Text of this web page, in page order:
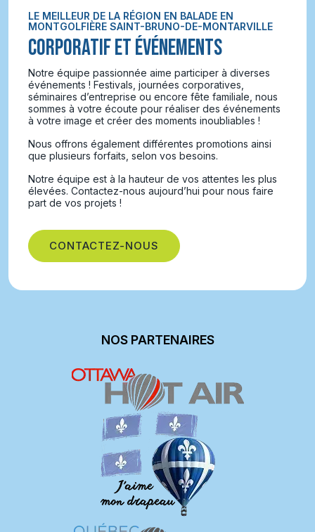
LE MEILLEUR DE LA RÉGION EN BALADE EN
MONTGOLFIÈRE SAINT-BRUNO-DE-MONTARVILLE
CORPORATIF ET ÉVÉNEMENTS
Notre équipe passionnée aime participer à diverses
événements ! Festivals, journées corporatives,
séminaires d’entreprise ou encore fête familiale, nous
sommes à votre écoute pour réaliser des événements
à votre image et créer des moments inoubliables !
Nous offrons également différentes promotions ainsi
que plusieurs forfaits, selon vos besoins.
Notre équipe est à la hauteur de vos attentes les plus
élevées. Contactez-nous aujourd’hui pour nous faire
part de vos projets !
CONTACTEZ-NOUS
NOS PARTENAIRES